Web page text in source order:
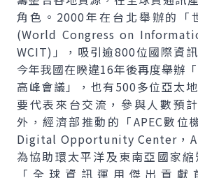
角色。2000年在台北舉辦的「
(World Congress on
WCIT)」，吸引逾800位國際資
今年我國在睽違16年後再度舉辦
高峰會議」，也有500多位亞太
要代表來台交流，參與人數預
外，經濟部推動的「APEC數位
Digital Opportunity Center ，
為協助環太平洋及東南亞國家
「全球資訊運用傑出貢獻